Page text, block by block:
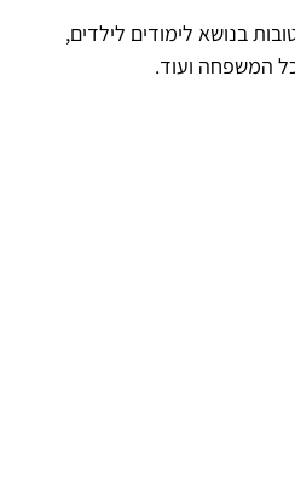
בנושא לימודים לילדים,
המשפחה ועוד.